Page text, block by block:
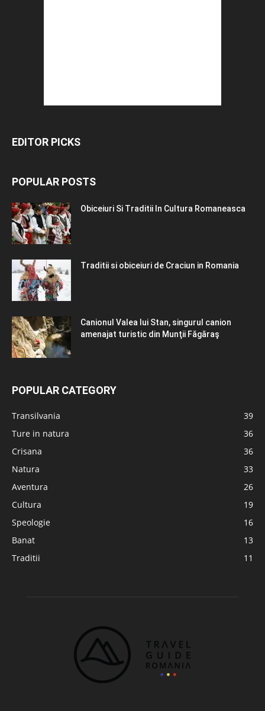
EDITOR PICKS
POPULAR POSTS
Obiceiuri Si Traditii In Cultura Romaneasca
Traditii si obiceiuri de Craciun in Romania
Canionul Valea lui Stan, singurul canion
amenajat turistic din Munţii Făgăraş
POPULAR CATEGORY
Transilvania
39
Ture in natura
36
Crisana
36
Natura
33
Aventura
26
Cultura
19
Speologie
16
Banat
13
Traditii
11